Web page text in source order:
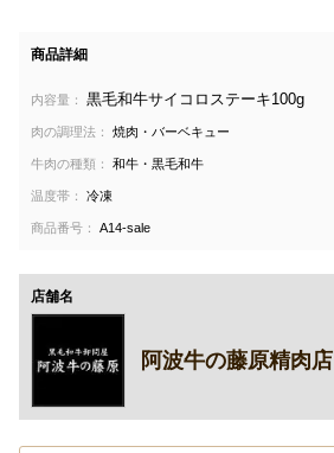
商品詳細
内容量： 黒毛和牛サイコロステーキ100g
肉の調理法： 焼肉・バーベキュー
牛肉の種類： 和牛・黒毛和牛
温度帯： 冷凍
商品番号： A14-sale
店舗名
阿波牛の藤原精肉店